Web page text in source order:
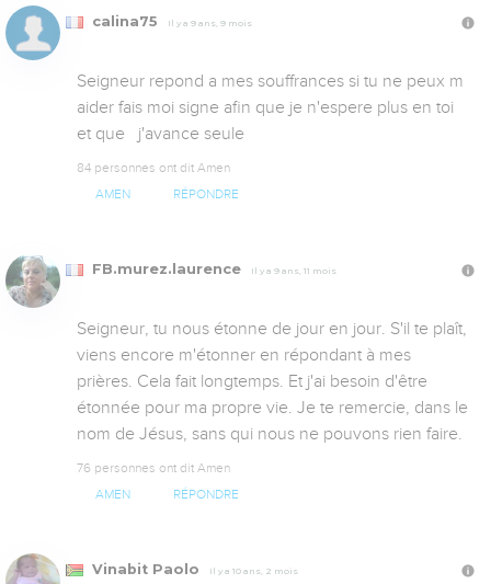
calina75 Il y a 9 ans, 9 mois
Seigneur repond a mes souffrances si tu ne peux m
aider fais moi signe afin que je n'espere plus en toi
et que   j'avance seule
84 personnes ont dit Amen
AMEN RÉPONDRE
FB.murez.laurence Il y a 9 ans, 11 mois
Seigneur, tu nous étonne de jour en jour. S'il te plaît,
viens encore m'étonner en répondant à mes
prières. Cela fait longtemps. Et j'ai besoin d'être
étonnée pour ma propre vie. Je te remercie, dans le
nom de Jésus, sans qui nous ne pouvons rien faire.
76 personnes ont dit Amen
AMEN RÉPONDRE
Vinabit Paolo Il y a 10 ans, 2 mois